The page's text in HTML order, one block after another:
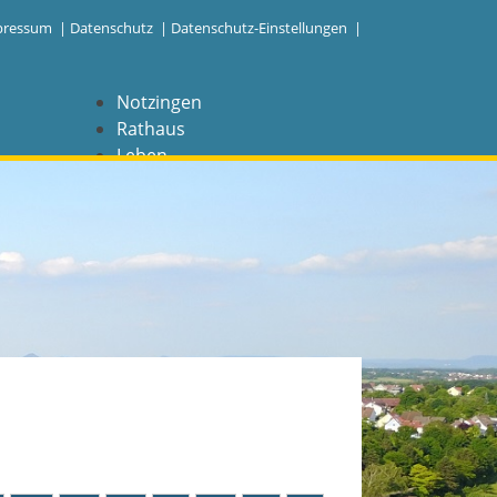
| Datenschutz | Datenschutz-Einstellungen |
Notzingen
Rathaus
Leben
NAVIGATION